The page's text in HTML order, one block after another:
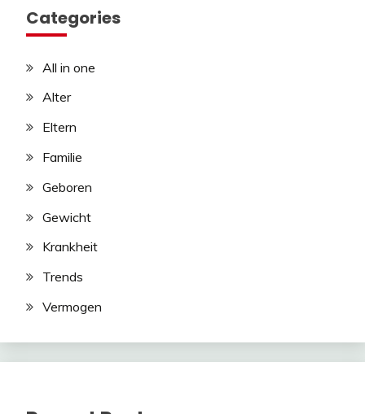
Categories
All in one
Alter
Eltern
Familie
Geboren
Gewicht
Krankheit
Trends
Vermogen